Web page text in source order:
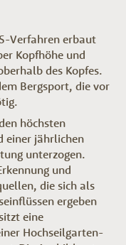
Verfahren erbaut
Kopfhöhe und
des Kopfes.
Bergsport, die vor
höchsten
einer jährlichen
unterzogen.
und
die sich als
ergeben
eine
Hochseilgarten-